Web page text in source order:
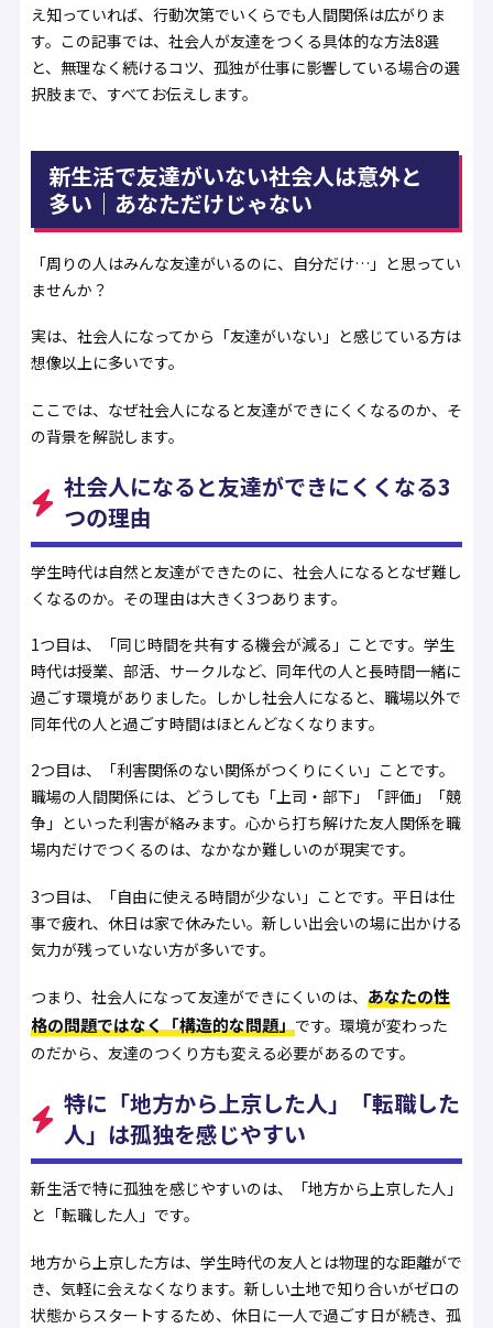
え知っていれば、行動次第でいくらでも人間関係は広がりま
す。この記事では、社会人が友達をつくる具体的な方法8選
と、無理なく続けるコツ、孤独が仕事に影響している場合の選
択肢まで、すべてお伝えします。
新生活で友達がいない社会人は意外と
多い｜あなただけじゃない
「周りの人はみんな友達がいるのに、自分だけ…」と思ってい
ませんか？
実は、社会人になってから「友達がいない」と感じている方は
想像以上に多いです。
ここでは、なぜ社会人になると友達ができにくくなるのか、そ
の背景を解説します。
社会人になると友達ができにくくなる3
つの理由
学生時代は自然と友達ができたのに、社会人になるとなぜ難し
くなるのか。その理由は大きく3つあります。
1つ目は、「同じ時間を共有する機会が減る」ことです。学生
時代は授業、部活、サークルなど、同年代の人と長時間一緒に
過ごす環境がありました。しかし社会人になると、職場以外で
同年代の人と過ごす時間はほとんどなくなります。
2つ目は、「利害関係のない関係がつくりにくい」ことです。
職場の人間関係には、どうしても「上司・部下」「評価」「競
争」といった利害が絡みます。心から打ち解けた友人関係を職
場内だけでつくるのは、なかなか難しいのが現実です。
3つ目は、「自由に使える時間が少ない」ことです。平日は仕
事で疲れ、休日は家で休みたい。新しい出会いの場に出かける
気力が残っていない方が多いです。
つまり、社会人になって友達ができにくいのは、 あなたの性
格の問題ではなく「構造的な問題」です。環境が変わった
のだから、友達のつくり方も変える必要があるのです。
特に「地方から上京した人」「転職した
人」は孤独を感じやすい
新生活で特に孤独を感じやすいのは、「地方から上京した人」
と「転職した人」です。
地方から上京した方は、学生時代の友人とは物理的な距離がで
き、気軽に会えなくなります。新しい土地で知り合いがゼロの
状態からスタートするため、休日に一人で過ごす日が続き、孤